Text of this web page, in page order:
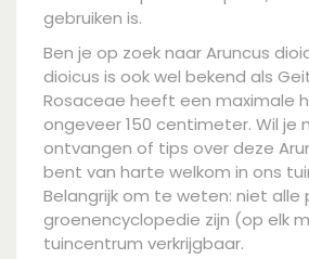
gebruiken is.
Ben je op zoek naar Aruncus
dioicus is ook wel bekend als
Rosaceae heeft een maximale
ongeveer 150 centimeter. Wil je
ontvangen of tips over deze
bent van harte welkom in ons
Belangrijk om te weten: niet alle
groenencyclopedie zijn (op elk
tuincentrum verkrijgbaar.